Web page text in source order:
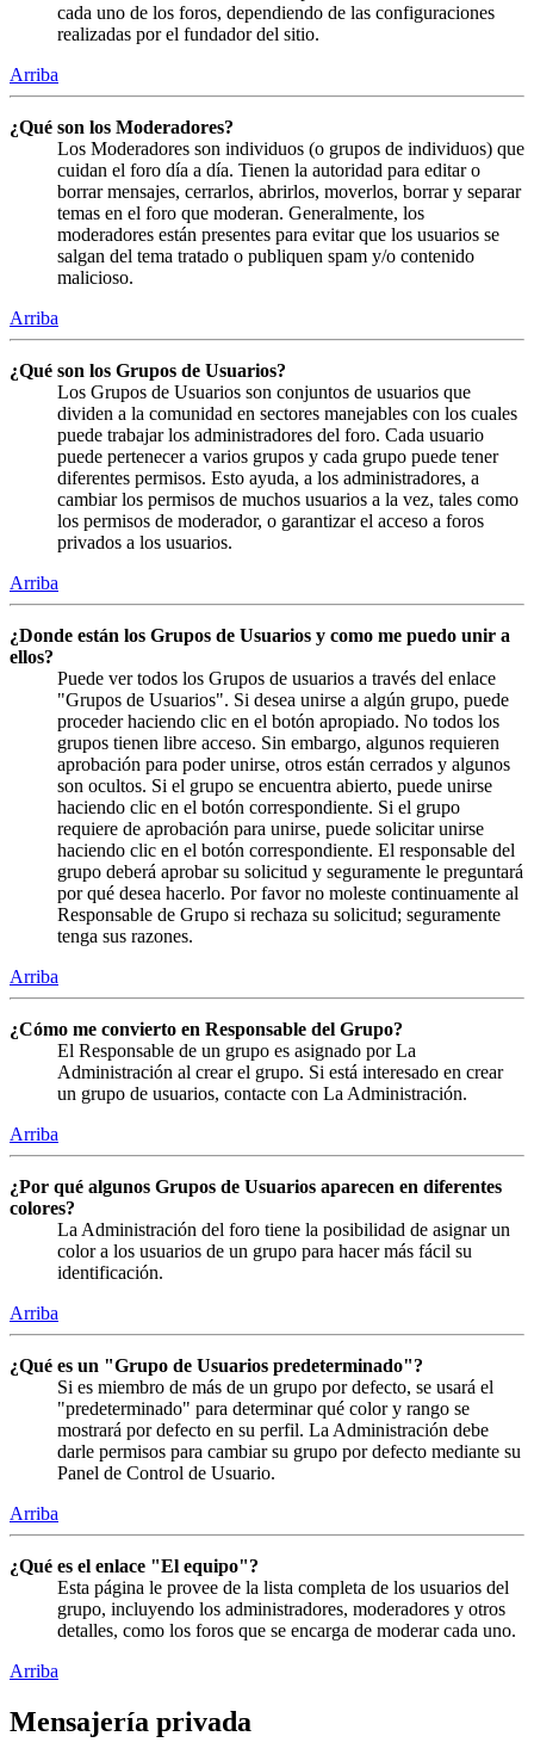
cada uno de los foros, dependiendo de las configuraciones
realizadas por el fundador del sitio.
Arriba
¿Qué son los Moderadores?
Los Moderadores son individuos (o grupos de individuos) que
cuidan el foro día a día. Tienen la autoridad para editar o
borrar mensajes, cerrarlos, abrirlos, moverlos, borrar y separar
temas en el foro que moderan. Generalmente, los
moderadores están presentes para evitar que los usuarios se
salgan del tema tratado o publiquen spam y/o contenido
malicioso.
Arriba
¿Qué son los Grupos de Usuarios?
Los Grupos de Usuarios son conjuntos de usuarios que
dividen a la comunidad en sectores manejables con los cuales
puede trabajar los administradores del foro. Cada usuario
puede pertenecer a varios grupos y cada grupo puede tener
diferentes permisos. Esto ayuda, a los administradores, a
cambiar los permisos de muchos usuarios a la vez, tales como
los permisos de moderador, o garantizar el acceso a foros
privados a los usuarios.
Arriba
¿Donde están los Grupos de Usuarios y como me puedo unir a
ellos?
Puede ver todos los Grupos de usuarios a través del enlace
"Grupos de Usuarios". Si desea unirse a algún grupo, puede
proceder haciendo clic en el botón apropiado. No todos los
grupos tienen libre acceso. Sin embargo, algunos requieren
aprobación para poder unirse, otros están cerrados y algunos
son ocultos. Si el grupo se encuentra abierto, puede unirse
haciendo clic en el botón correspondiente. Si el grupo
requiere de aprobación para unirse, puede solicitar unirse
haciendo clic en el botón correspondiente. El responsable del
grupo deberá aprobar su solicitud y seguramente le preguntará
por qué desea hacerlo. Por favor no moleste continuamente al
Responsable de Grupo si rechaza su solicitud; seguramente
tenga sus razones.
Arriba
¿Cómo me convierto en Responsable del Grupo?
El Responsable de un grupo es asignado por La
Administración al crear el grupo. Si está interesado en crear
un grupo de usuarios, contacte con La Administración.
Arriba
¿Por qué algunos Grupos de Usuarios aparecen en diferentes
colores?
La Administración del foro tiene la posibilidad de asignar un
color a los usuarios de un grupo para hacer más fácil su
identificación.
Arriba
¿Qué es un "Grupo de Usuarios predeterminado"?
Si es miembro de más de un grupo por defecto, se usará el
"predeterminado" para determinar qué color y rango se
mostrará por defecto en su perfil. La Administración debe
darle permisos para cambiar su grupo por defecto mediante su
Panel de Control de Usuario.
Arriba
¿Qué es el enlace "El equipo"?
Esta página le provee de la lista completa de los usuarios del
grupo, incluyendo los administradores, moderadores y otros
detalles, como los foros que se encarga de moderar cada uno.
Arriba
Mensajería privada